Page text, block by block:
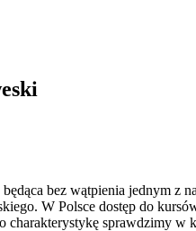
bez wątpienia jednym z
W Polsce dostęp do
sprawdzimy w